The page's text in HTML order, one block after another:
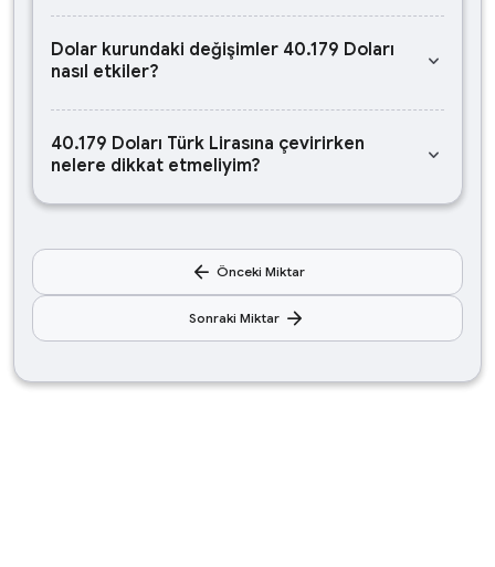
Dolar kurundaki değişimler 40.179 Doları
nasıl etkiler?
keyboard_arrow_down
40.179 Doları Türk Lirasına çevirirken
nelere dikkat etmeliyim?
keyboard_arrow_down
arrow_back Önceki Miktar
Sonraki Miktar arrow_forward